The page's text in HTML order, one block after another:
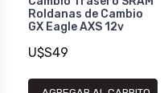
Roldanas de Cambio
GX Eagle AXS 12v
U$S49